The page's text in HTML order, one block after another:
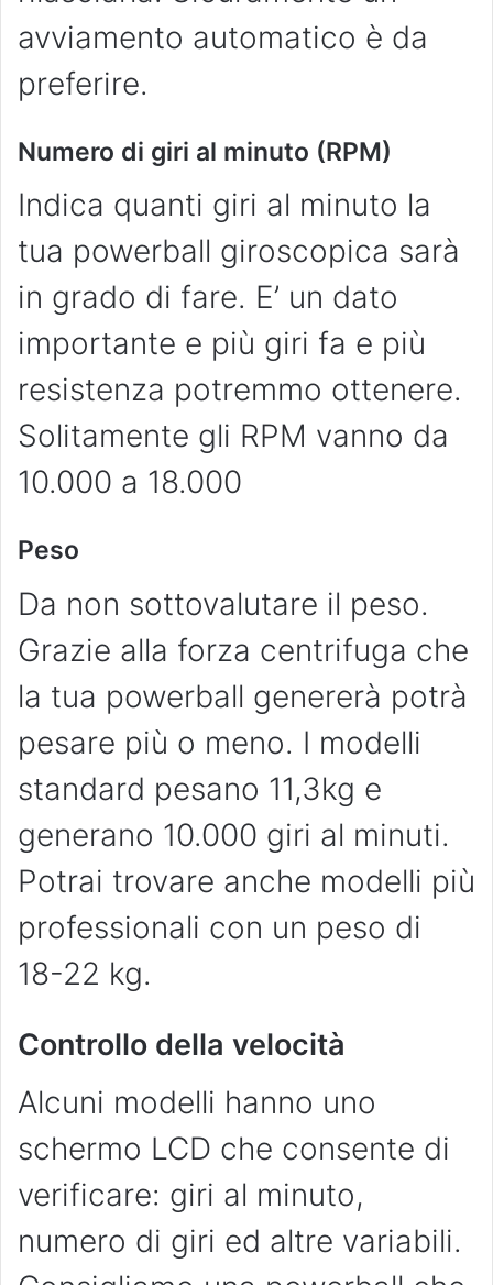
avviamento automatico è da
preferire.
Numero di giri al minuto (RPM)
Indica quanti giri al minuto la
tua powerball giroscopica sarà
in grado di fare. E’ un dato
importante e più giri fa e più
resistenza potremmo ottenere.
Solitamente gli RPM vanno da
10.000 a 18.000
Peso
Da non sottovalutare il peso.
Grazie alla forza centrifuga che
la tua powerball genererà potrà
pesare più o meno. I modelli
standard pesano 11,3kg e
generano 10.000 giri al minuti.
Potrai trovare anche modelli più
professionali con un peso di
18-22 kg.
Controllo della velocità
Alcuni modelli hanno uno
schermo LCD che consente di
verificare: giri al minuto,
numero di giri ed altre variabili.